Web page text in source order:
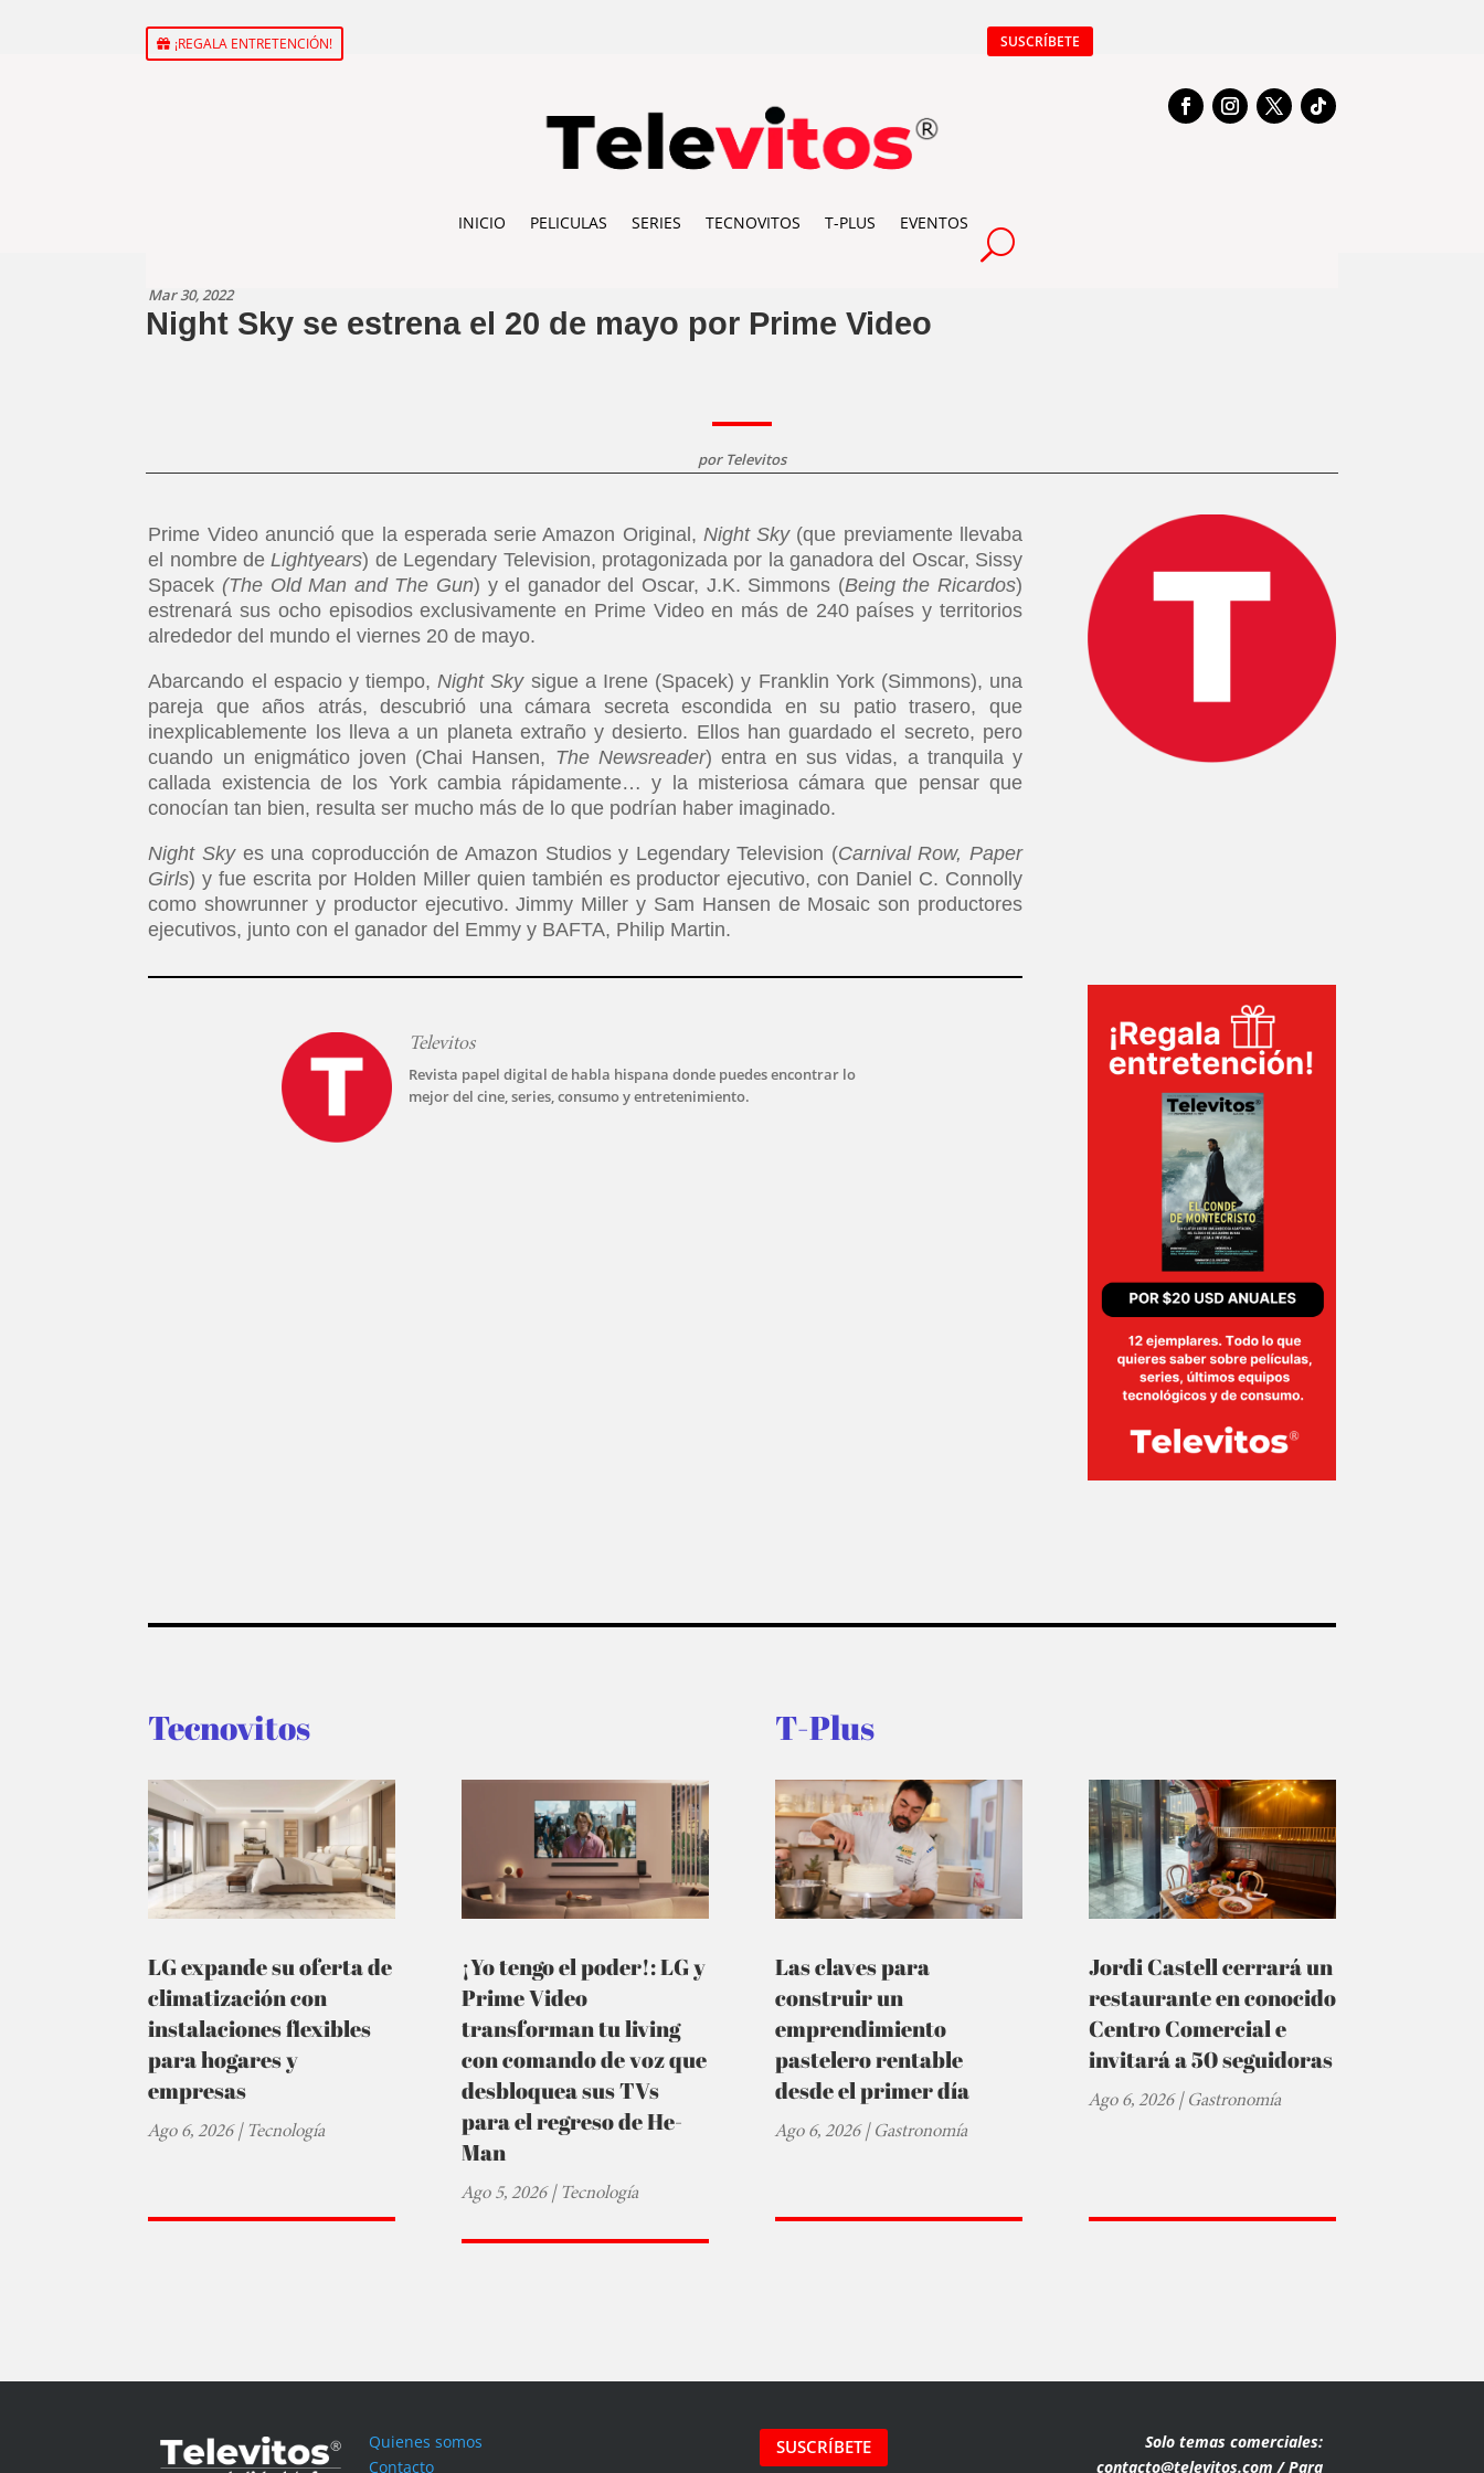
¡REGALA ENTRETENCIÓN! SUSCRÍBETE
INICIO PELICULAS SERIES TECNOVITOS T-PLUS EVENTOS
Mar 30, 2022
Night Sky se estrena el 20 de mayo por Prime Video
por Televitos
Prime Video anunció que la esperada serie Amazon Original, Night Sky(que previamente llevaba
el nombre deLightyears) de Legendary Television, protagonizada por la ganadora del Oscar, Sissy
Spacek (The Old Man and The Gun) y el ganador del Oscar, J.K. Simmons (Being the Ricardos)
estrenará sus ocho episodios exclusivamente en Prime Video en más de 240 países y territorios
alrededor del mundo el viernes 20 de mayo.
Abarcando el espacio y tiempo,Night Sky sigue a Irene (Spacek) y Franklin York (Simmons), una
pareja que años atrás, descubrió una cámara secreta escondida en su patio trasero, que
inexplicablemente los lleva a un planeta extraño y desierto. Ellos han guardado el secreto, pero
cuando un enigmático joven (Chai Hansen, The Newsreader) entra en sus vidas, a tranquila y
callada existencia de los York cambia rápidamente… y la misteriosa cámara que pensar que
conocían tan bien, resulta ser mucho más de lo que podrían haber imaginado.
Night Skyes una coproducción de Amazon Studios y Legendary Television (Carnival Row, Paper
Girls) y fue escrita por Holden Miller quien también es productor ejecutivo, con Daniel C. Connolly
como showrunner y productor ejecutivo. Jimmy Miller y Sam Hansen de Mosaic son productores
ejecutivos, junto con el ganador del Emmy y BAFTA, Philip Martin.
Televitos
Revista papel digital de habla hispana donde puedes encontrar lo
mejor del cine, series, consumo y entretenimiento.
Tecnovitos
LG expande su oferta de
climatización con
instalaciones flexibles
para hogares y
empresas
Ago 6, 2026|Tecnología
¡Yo tengo el poder!: LG y
Prime Video
transforman tu living
con comando de voz que
desbloquea sus TVs
para el regreso de He-
Man
Ago 5, 2026|Tecnología
T-Plus
Las claves para
construir un
emprendimiento
pastelero rentable
desde el primer día
Ago 6, 2026|Gastronomía
Jordi Castell cerrará un
restaurante en conocido
Centro Comercial e
invitará a 50 seguidoras
Ago 6, 2026|Gastronomía
Quienes somos
Contacto
SUSCRÍBETE
Solo temas comerciales:
contacto@televitos.com / Para